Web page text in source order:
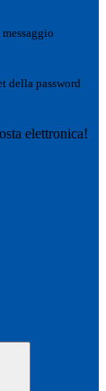
della password
elettronica!